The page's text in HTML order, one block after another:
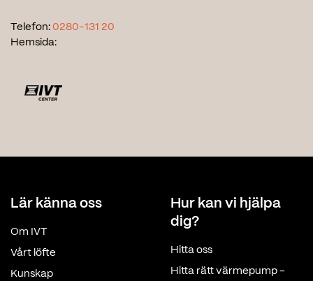
Telefon: 0280-131 20
Hemsida:
Lär känna oss
Om IVT
Vårt löfte
Kunskap
Hur kan vi hjälpa
dig?
Hitta oss
Hitta rätt värmepump -